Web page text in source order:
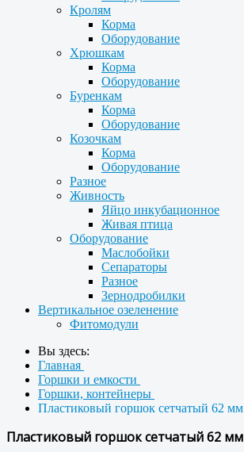
Кролям
Корма
Оборудование
Хрюшкам
Корма
Оборудование
Буренкам
Корма
Оборудование
Козочкам
Корма
Оборудование
Разное
Живность
Яйцо инкубационное
Живая птица
Оборудование
Маслобойки
Сепараторы
Разное
Зернодробилки
Вертикальное озеленение
Фитомодули
Вы здесь:
Главная
Горшки и емкости
Горшки, контейнеры
Пластиковый горшок сетчатый 62 мм
Пластиковый горшок сетчатый 62 мм